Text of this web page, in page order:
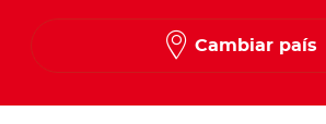
Cambiar país